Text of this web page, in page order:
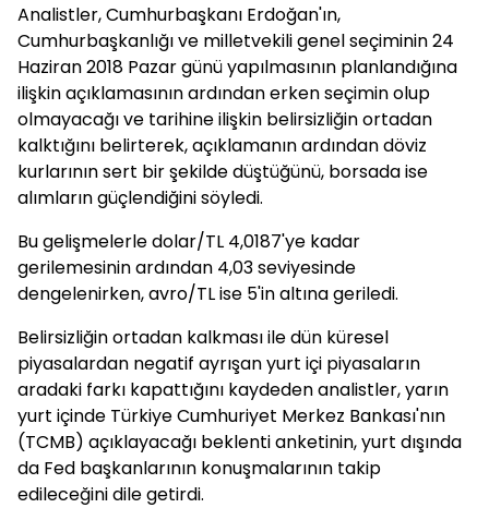
Analistler, Cumhurbaşkanı Erdoğan'ın,
Cumhurbaşkanlığı ve milletvekili genel seçiminin 24
Haziran 2018 Pazar günü yapılmasının planlandığına
ilişkin açıklamasının ardından erken seçimin olup
olmayacağı ve tarihine ilişkin belirsizliğin ortadan
kalktığını belirterek, açıklamanın ardından döviz
kurlarının sert bir şekilde düştüğünü, borsada ise
alımların güçlendiğini söyledi.
Bu gelişmelerle dolar/TL 4,0187'ye kadar
gerilemesinin ardından 4,03 seviyesinde
dengelenirken, avro/TL ise 5'in altına geriledi.
Belirsizliğin ortadan kalkması ile dün küresel
piyasalardan negatif ayrışan yurt içi piyasaların
aradaki farkı kapattığını kaydeden analistler, yarın
yurt içinde Türkiye Cumhuriyet Merkez Bankası'nın
(TCMB) açıklayacağı beklenti anketinin, yurt dışında
da Fed başkanlarının konuşmalarının takip
edileceğini dile getirdi.